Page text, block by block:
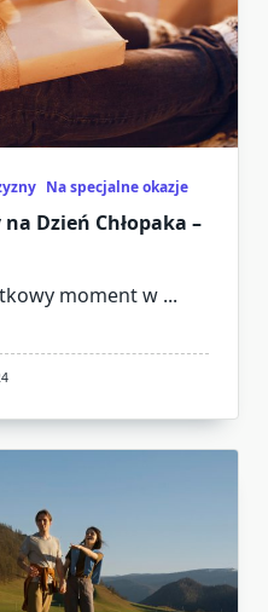
Na specjalne okazje
Dzień Chłopaka –
moment w ...